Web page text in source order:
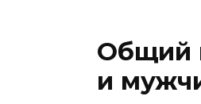
Общий
и